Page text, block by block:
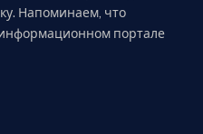
Напоминаем, что
портале